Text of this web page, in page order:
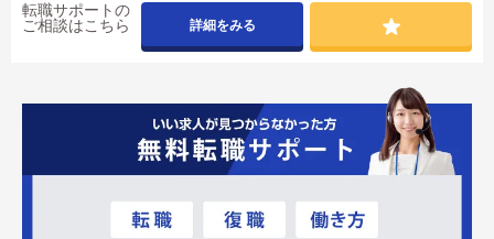
転職サポートの
ご相談はこちら
詳細をみる